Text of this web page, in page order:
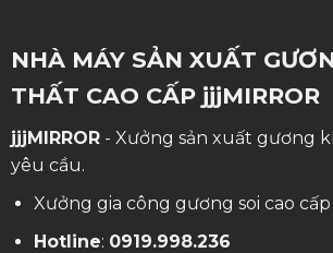
NHÀ MÁY SẢN XUẤT
THẤT CAO CẤP jjjMIRROR
jjjMIRROR- Xưởng sản xuất gương
yêu cầu.
Xưởng gia công gương soi cao
Hotline: 0919.998.236